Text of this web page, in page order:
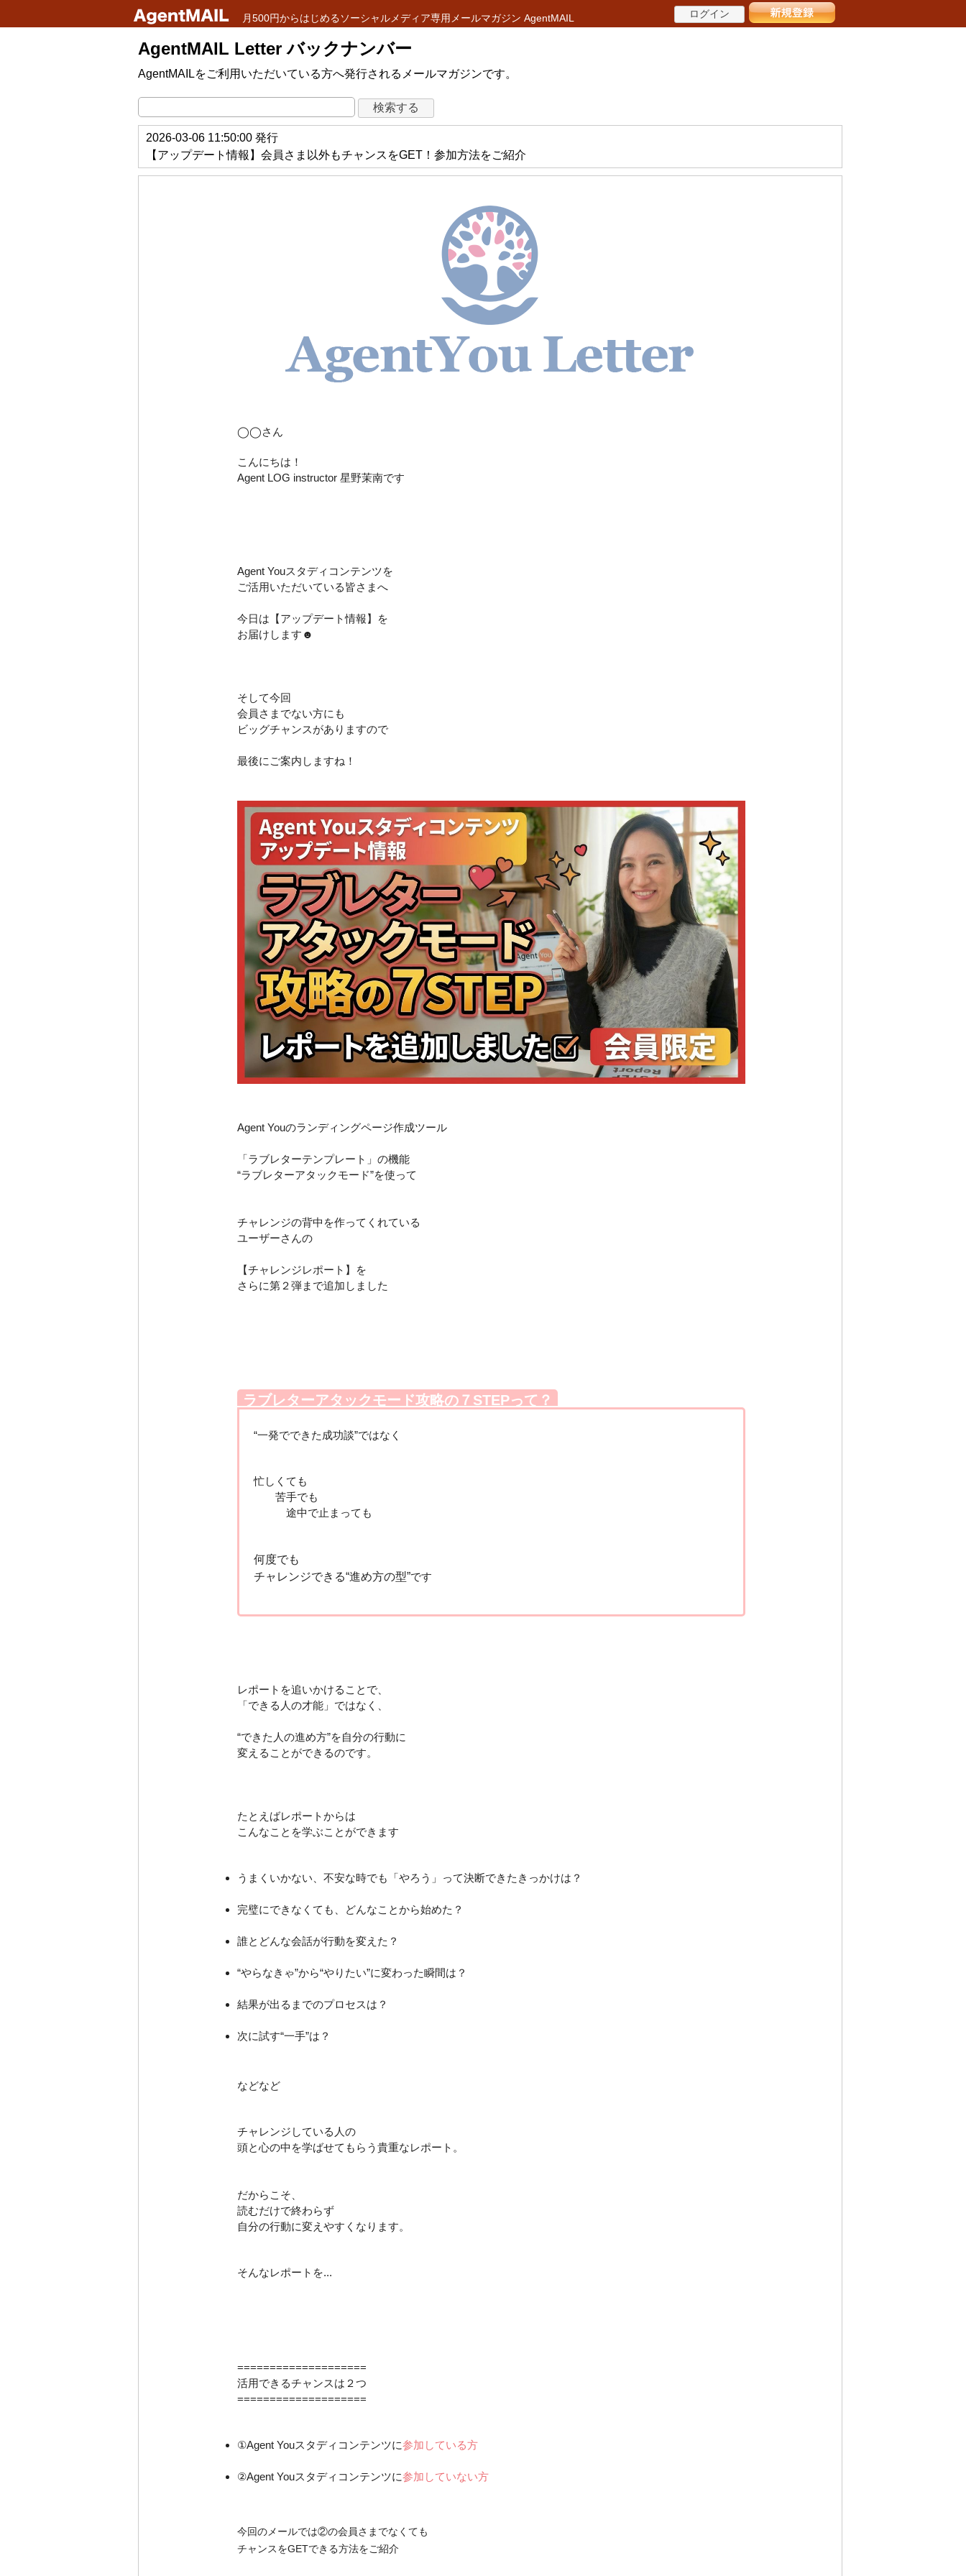
月500円からはじめるソーシャルメディア専用メールマガジン AgentMAIL
AgentMAIL Letter バックナンバー
AgentMAILをご利用いただいている方へ発行されるメールマガジンです。
2026-03-06 11:50:00 発行
【アップデート情報】会員さま以外もチャンスをGET！参加方法をご紹介
◯◯さん
こんにちは！
Agent LOG instructor 星野茉南です
Agent Youスタディコンテンツを
ご活用いただいている皆さまへ
今日は【アップデート情報】を
お届けします☻
そして今回
会員さまでない方にも
ビッグチャンスがありますので
最後にご案内しますね！
Agent Youのランディングページ作成ツール
「ラブレターテンプレート」の機能
“ラブレターアタックモード”を使って
チャレンジの背中を作ってくれている
ユーザーさんの
【チャレンジレポート】を
さらに第２弾まで追加しました
ラブレターアタックモード攻略の７STEPって？
“一発でできた成功談”ではなく
忙しくても
苦手でも
途中で止まっても
何度でも
チャレンジできる“進め方の型”です
レポートを追いかけることで、
「できる人の才能」ではなく、
“できた人の進め方”を自分の行動に
変えることができるのです。
たとえばレポートからは
こんなことを学ぶことができます
うまくいかない、不安な時でも「やろう」って決断できたきっかけは？
完璧にできなくても、どんなことから始めた？
誰とどんな会話が行動を変えた？
“やらなきゃ”から“やりたい”に変わった瞬間は？
結果が出るまでのプロセスは？
次に試す“一手”は？
などなど
チャレンジしている人の
頭と心の中を学ばせてもらう貴重なレポート。
だからこそ、
読むだけで終わらず
自分の行動に変えやすくなります。
そんなレポートを...
====================
活用できるチャンスは２つ
====================
①Agent Youスタディコンテンツに参加している方
②Agent Youスタディコンテンツに参加していない方
今回のメールでは②の会員さまでなくても
チャンスをGETできる方法をご紹介